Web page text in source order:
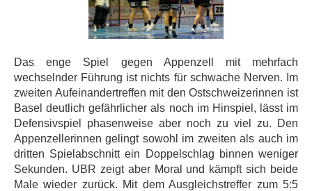
Das enge Spiel gegen Appenzell mit mehrfach
wechselnder Führung ist nichts für schwache Nerven. Im
zweiten Aufeinandertreffen mit den Ostschweizerinnen ist
Basel deutlich gefährlicher als noch im Hinspiel, lässt im
Defensivspiel phasenweise aber noch zu viel zu. Den
Appenzellerinnen gelingt sowohl im zweiten als auch im
dritten Spielabschnitt ein Doppelschlag binnen weniger
Sekunden. UBR zeigt aber Moral und kämpft sich beide
Male wieder zurück. Mit dem Ausgleichstreffer zum 5:5